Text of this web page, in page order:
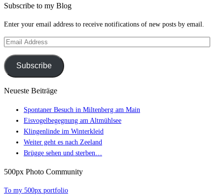
Subscribe to my Blog
Enter your email address to receive notifications of new posts by email.
Email
Subscribe
Neueste Beiträge
Spontaner Besuch in Miltenberg am Main
Eisvogelbegegnung am Altmühlsee
Klingenlinde im Winterkleid
Weiter geht es nach Zeeland
Brügge sehen und sterben…
500px Photo Community
To my 500px portfolio